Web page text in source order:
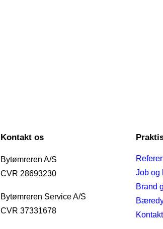
Kontakt os
Bytømreren A/S
CVR 28693230
Bytømreren Service A/S
CVR 37331678
Job og
Brand
Kontakt